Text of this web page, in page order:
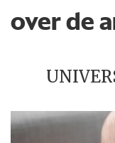
over de